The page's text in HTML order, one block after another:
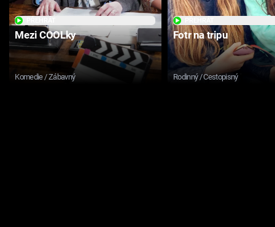
Mezi COOLky
Komedie / Zábavný
Fotr na tripu
Rodinný / Cestopisný